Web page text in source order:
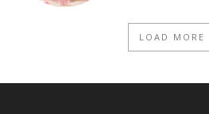
LOAD MORE